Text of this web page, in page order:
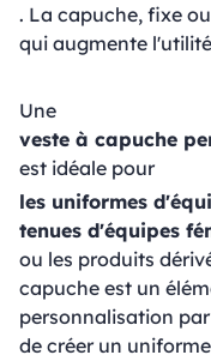
. La capuche, fixe
qui augmente
Une
veste à capuche
est idéale pour
les uniformes
tenues d'équipes
ou les produits
capuche est un
personnalisation
de créer un